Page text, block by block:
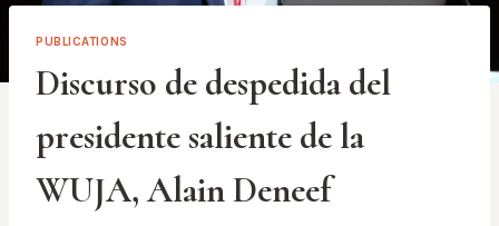
PUBLICATIONS
Discurso de despedida del
presidente saliente de la
WUJA, Alain Deneef